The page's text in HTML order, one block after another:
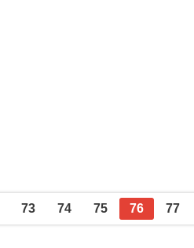
73 74 75 76 77